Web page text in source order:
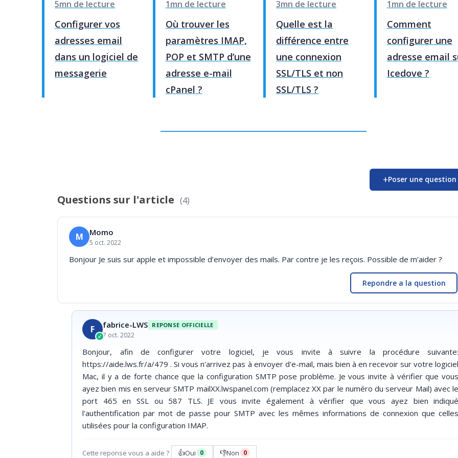
5mn de lecture
Configurer vos
adresses email
dans un logiciel de
messagerie
1mn de lecture
Où trouver les
paramètres IMAP,
POP et SMTP d’une
adresse e-mail
cPanel ?
3mn de lecture
Quelle est la
différence entre
une connexion
SSL/TLS et non
SSL/TLS ?
1mn de lecture
Comment
configurer une
adresse email
Icedove ?
Questions sur l'article (4)
+Poser une question
M Momo
5 oct. 2022
Bonjour Je suis sur apple et impossible d’envoyer des mails. Par contre je les reçois. Possible de m’aider ?
Repondre a la question
F
✓
fabrice-LWS REPONSE OFFICIELLE
7 oct. 2022
Bonjour, afin de configurer votre logiciel, je vous invite à suivre la procédure
https://aide.lws.fr/a/479 . Si vous n'arrivez pas à envoyer d'e-mail, mais bien à en recevoir sur votre
Mac, il y a de forte chance que la configuration SMTP pose problème. Je vous invite à vérifier que
ayez bien mis en serveur SMTP mailXX.lwspanel.com (remplacez XX par le numéro du serveur Mail) avec
port 465 en SSL ou 587 TLS. JE vous invite également à vérifier que vous ayez bien
l'authentification par mot de passe pour SMTP avec les mêmes informations de connexion que
utilisées pour la configuration IMAP.
Cette reponse vous a aide ? 👍Oui 0 👎Non 0